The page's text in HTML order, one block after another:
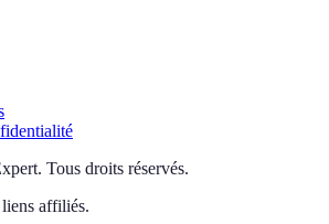
. Tous droits réservés.
affiliés.